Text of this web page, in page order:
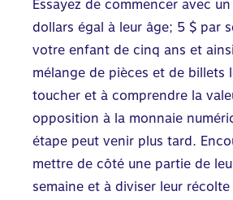
Essayez de commencer avec
dollars égal à leur âge; 5 $ par
votre enfant de cinq ans et
mélange de pièces et de billets
toucher et à comprendre la
opposition à la monnaie
étape peut venir plus tard.
mettre de côté une partie de
semaine et à diviser leur